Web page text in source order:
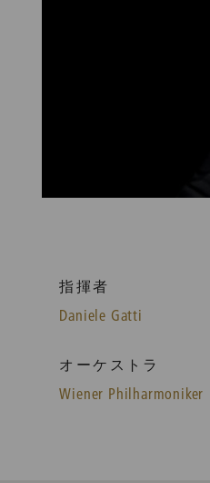
指揮者
Daniele Gatti
オーケストラ
Wiener Philharmoniker